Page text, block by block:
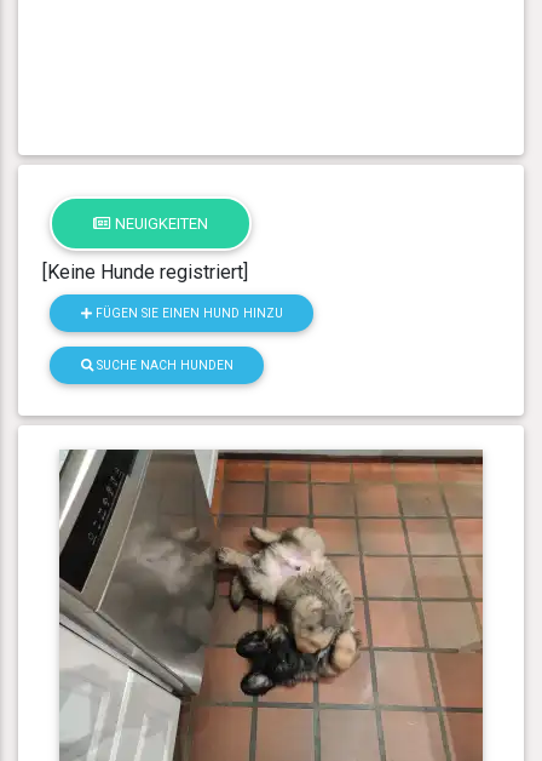
NEUIGKEITEN
[Keine Hunde registriert]
FÜGEN SIE EINEN HUND HINZU
SUCHE NACH HUNDEN